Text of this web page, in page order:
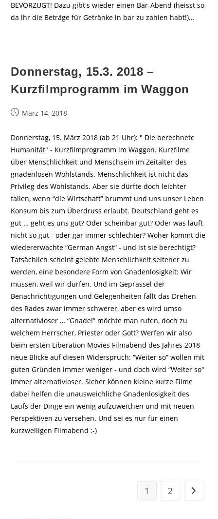
BEVORZUGT! Dazu gibt's wieder einen Bar-Abend (heisst so,
da ihr die Beträge für Getränke in bar zu zahlen habt!)...
Donnerstag, 15.3. 2018 –
Kurzfilmprogramm im Waggon
BeitragMärz 14, 2018
Donnerstag, 15. März 2018 (ab 21 Uhr): " Die berechnete
Humanität" - Kurzfilmprogramm im Waggon. Kurzfilme
über Menschlichkeit und Menschsein im Zeitalter des
gnadenlosen Wohlstands. Menschlichkeit ist nicht das
Privileg des Wohlstands. Aber sie dürfte doch leichter
fallen, wenn “die Wirtschaft” brummt und uns unser Leben
Konsum bis zum Überdruss erlaubt. Deutschland geht es
gut … geht es uns gut? Oder scheinbar gut? Oder was läuft
nicht so gut - oder gar immer schlechter? Woher kommt die
wiedererwachte “German Angst” - und ist sie berechtigt?
Tatsächlich scheint gelebte Menschlichkeit seltener zu
werden, eine besondere Form von Gnadenlosigkeit: Wir
müssen, weil wir dürfen. Und im Geprassel der
Benachrichtigungen und Gelegenheiten fällt das Drehen
des Rades zwar immer schwerer, aber es wird umso
alternativloser … “Gnade!” möchte man rufen, doch zu
welchem Herrscher, Priester oder Gott? Werfen wir also
beim ersten Liberation Movies Filmabend des Jahres 2018
neue Blicke auf diesen Widerspruch: “Weiter so” wollen mit
guten Gründen immer weniger - und doch wird “Weiter so"
immer alternativloser. Sicher können kleine kurze Filme
dabei helfen die unausweichliche Gnadenlosigkeit des
Laufs der Dinge ein wenig aufzuweichen und mit neuen
Perspektiven zu versehen. Und sei es nur für einen
kurzweiligen Filmabend :-)
1 2 Zur